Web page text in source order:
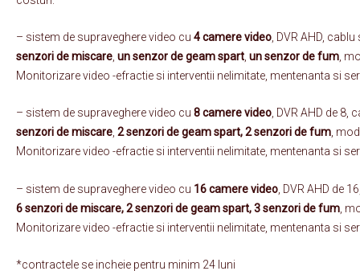
– sistem de supraveghere video cu 4 camere video , DVR AHD,
senzori de miscare un senzor de geam spart un senzor de fum ,
Monitorizare video -efractie si interventii nelimitate, mentenanta si
– sistem de supraveghere video cu 8 camere video, DVR AHD de 8,
senzori de miscare, 2 senzori de geam spart, 2 senzori de fum,
Monitorizare video -efractie si interventii nelimitate, mentenanta si
– sistem de supraveghere video cu 16 camere video , DVR AHD de
6 senzori de miscare, 2 senzori de geam spart, 3 senzori de fum ,
Monitorizare video -efractie si interventii nelimitate, mentenanta si
*contractele se incheie pentru minim 24 luni